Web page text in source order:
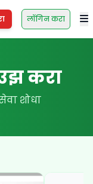
लॉगिन करा
करा
शोधा